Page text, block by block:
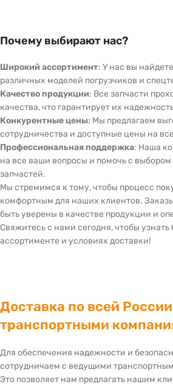
Почему выбирают нас?
Широкий ассортимент: У нас вы
различных моделей погрузчиков и
Качество продукции: Все запчасти
качества, что гарантирует их
Конкурентные цены: Мы предлагаем
сотрудничества и доступные цены на
Профессиональная поддержка: Наша
на все ваши вопросы и помочь с
запчастей.
Мы стремимся к тому, чтобы процесс
комфортным для наших клиентов.
быть уверены в качестве продукции и
Свяжитесь с нами сегодня, чтобы
ассортименте и условиях доставки!
Доставка по всей
транспортными
Для обеспечения надежности и
сотрудничаем с ведущими
Это позволяет нам предлагать нашим